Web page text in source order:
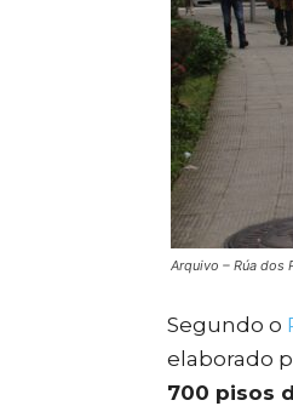
Arquivo – Rúa dos
Segundo o
elaborado
700 pisos